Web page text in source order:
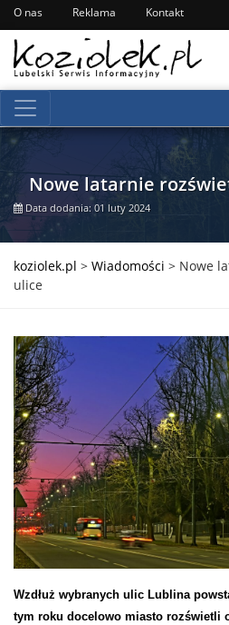
O nas Reklama Kontakt
Nowe latarnie
Data dodania: 01 luty 2024
koziolek.pl > Wiadomości > Nowe
ulice
Wzdłuż wybranych ulic Lublina
tym roku docelowo miasto rozświetli